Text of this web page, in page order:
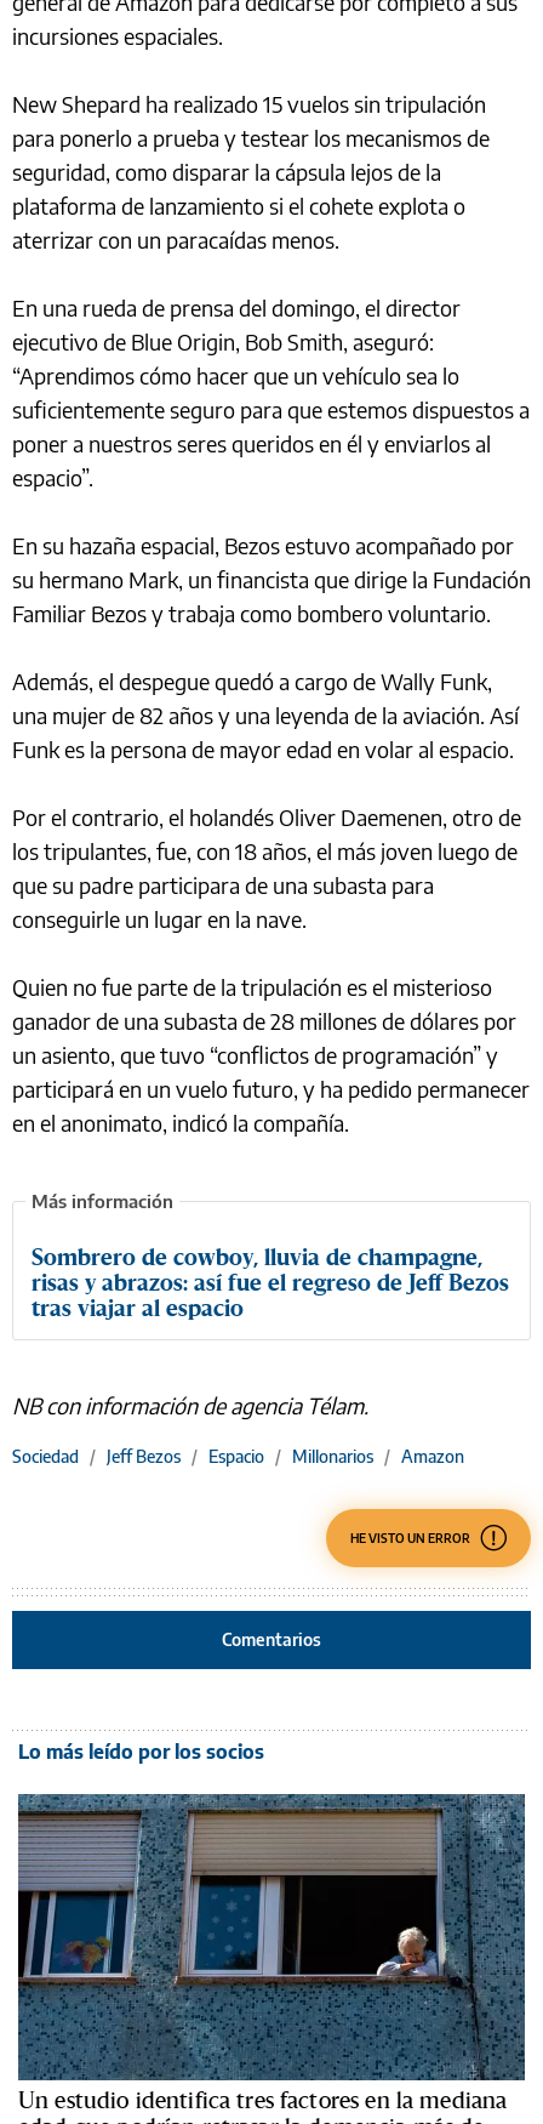
incursiones espaciales.
New Shepard ha realizado 15 vuelos sin tripulación
para ponerlo a prueba y testear los mecanismos de
seguridad, como disparar la cápsula lejos de la
plataforma de lanzamiento si el cohete explota o
aterrizar con un paracaídas menos.
En una rueda de prensa del domingo, el director
ejecutivo de Blue Origin, Bob Smith, aseguró:
“Aprendimos cómo hacer que un vehículo sea lo
suficientemente seguro para que estemos dispuestos a
poner a nuestros seres queridos en él y enviarlos al
espacio”.
En su hazaña espacial, Bezos estuvo acompañado por
su hermano Mark, un financista que dirige la Fundación
Familiar Bezos y trabaja como bombero voluntario.
Además, el despegue quedó a cargo de Wally Funk,
una mujer de 82 años y una leyenda de la aviación. Así
Funk es la persona de mayor edad en volar al espacio.
Por el contrario, el holandés Oliver Daemenen, otro de
los tripulantes, fue, con 18 años, el más joven luego de
que su padre participara de una subasta para
conseguirle un lugar en la nave.
Quien no fue parte de la tripulación es el misterioso
ganador de una subasta de 28 millones de dólares por
un asiento, que tuvo “conflictos de programación” y
participará en un vuelo futuro, y ha pedido permanecer
en el anonimato, indicó la compañía.
Sombrero de cowboy, lluvia de champagne,
risas y abrazos: así fue el regreso de Jeff Bezos
tras viajar al espacio
NB con información de agencia Télam.
Sociedad / Jeff Bezos / Espacio / Millonarios / Amazon
HE VISTO UN ERROR
Comentarios
Lo más leído por los socios
Un estudio identifica tres factores en la mediana